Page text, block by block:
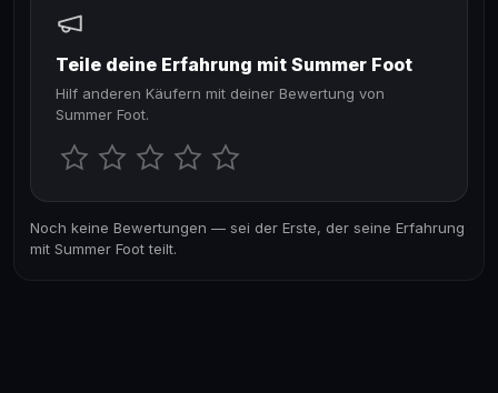
Teile deine Erfahrung mit Summer Foot
Hilf anderen Käufern mit deiner Bewertung von
Summer Foot.
Noch keine Bewertungen — sei der Erste, der seine Erfahrung
mit Summer Foot teilt.